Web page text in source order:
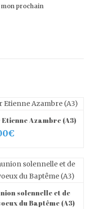
prochain
VIEW MORE
Azambre (A3)
€
VIEW MORE
solennelle et de
du Baptême (A3)